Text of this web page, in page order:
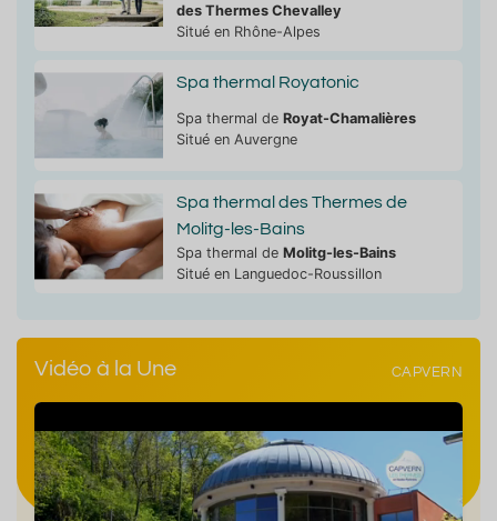
des Thermes Chevalley
Situé en Rhône-Alpes
Spa thermal Royatonic
Spa thermal de Royat-Chamalières
Situé en Auvergne
Spa thermal des Thermes de
Molitg-les-Bains
Spa thermal de Molitg-les-Bains
Situé en Languedoc-Roussillon
Vidéo à la Une CAPVERN